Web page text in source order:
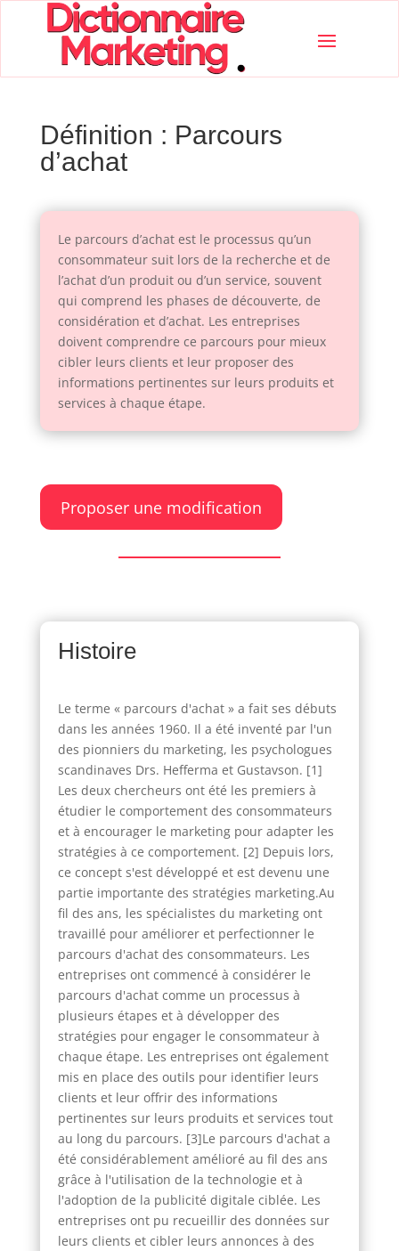
Définition : Parcours
d’achat
Le parcours d’achat est le processus qu’un
consommateur suit lors de la recherche et de
l’achat d’un produit ou d’un service, souvent
qui comprend les phases de découverte, de
considération et d’achat. Les entreprises
doivent comprendre ce parcours pour mieux
cibler leurs clients et leur proposer des
informations pertinentes sur leurs produits et
services à chaque étape.
Proposer une modification
Histoire
Le terme « parcours d'achat » a fait ses débuts
dans les années 1960. Il a été inventé par l'un
des pionniers du marketing, les psychologues
scandinaves Drs. Hefferma et Gustavson. [1]
Les deux chercheurs ont été les premiers à
étudier le comportement des consommateurs
et à encourager le marketing pour adapter les
stratégies à ce comportement. [2] Depuis lors,
ce concept s'est développé et est devenu une
partie importante des stratégies marketing.Au
fil des ans, les spécialistes du marketing ont
travaillé pour améliorer et perfectionner le
parcours d'achat des consommateurs. Les
entreprises ont commencé à considérer le
parcours d'achat comme un processus à
plusieurs étapes et à développer des
stratégies pour engager le consommateur à
chaque étape. Les entreprises ont également
mis en place des outils pour identifier leurs
clients et leur offrir des informations
pertinentes sur leurs produits et services tout
au long du parcours. [3]Le parcours d'achat a
été considérablement amélioré au fil des ans
grâce à l'utilisation de la technologie et à
l'adoption de la publicité digitale ciblée. Les
entreprises ont pu recueillir des données sur
leurs clients et cibler leurs annonces à des